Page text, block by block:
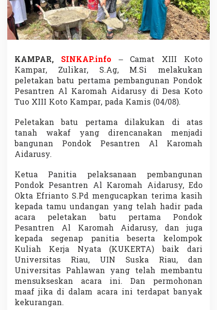
P
e
t
k
n
B
a
t
e
r
P
e
m
b
a
n
g
u
n
a
P
n
KAMPAR, SINKAP.info – Camat XIII Koto
Kampar, Zulikar, S.Ag, M.Si melakukan
peletakan batu pertama pembangunan Pondok
Pesantren Al Karomah Aidarusy di Desa Koto
Tuo XIII Koto Kampar, pada Kamis (04/08).
Peletakan batu pertama dilakukan di atas
tanah wakaf yang direncanakan menjadi
bangunan Pondok Pesantren Al Karomah
Aidarusy.
Ketua Panitia pelaksanaan pembangunan
Pondok Pesantren Al Karomah Aidarusy, Edo
Okta Efrianto S.Pd mengucapkan terima kasih
kepada tamu undangan yang telah hadir pada
acara peletakan batu pertama Pondok
Pesantren Al Karomah Aidarusy, dan juga
kepada segenap panitia beserta kelompok
Kuliah Kerja Nyata (KUKERTA) baik dari
Universitas Riau, UIN Suska Riau, dan
Universitas Pahlawan yang telah membantu
mensukseskan acara ini. Dan permohonan
maaf jika di dalam acara ini terdapat banyak
kekurangan.